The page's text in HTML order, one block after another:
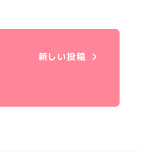
新しい投稿